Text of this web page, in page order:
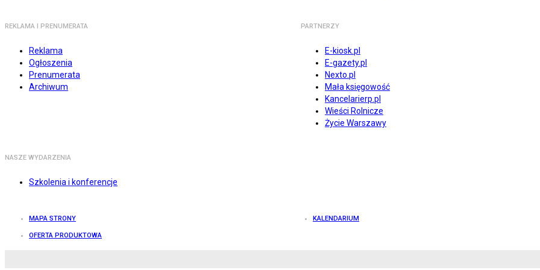
REKLAMA I PRENUMERATA
Reklama
Ogłoszenia
Prenumerata
Archiwum
PARTNERZY
E-kiosk.pl
E-gazety.pl
Nexto.pl
Mała księgowość
Kancelarierp.pl
Wieści Rolnicze
Życie Warszawy
NASZE WYDARZENIA
Szkolenia i konferencje
MAPA STRONY KALENDARIUM
OFERTA PRODUKTOWA